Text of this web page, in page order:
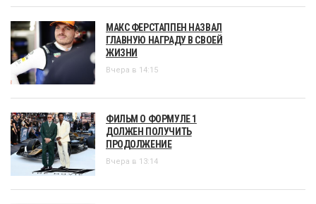
МАКС ФЕРСТАППЕН НАЗВАЛ
ГЛАВНУЮ НАГРАДУ В СВОЕЙ
ЖИЗНИ
Вчера в 14:15
ФИЛЬМ О ФОРМУЛЕ 1
ДОЛЖЕН ПОЛУЧИТЬ
ПРОДОЛЖЕНИЕ
Вчера в 13:14